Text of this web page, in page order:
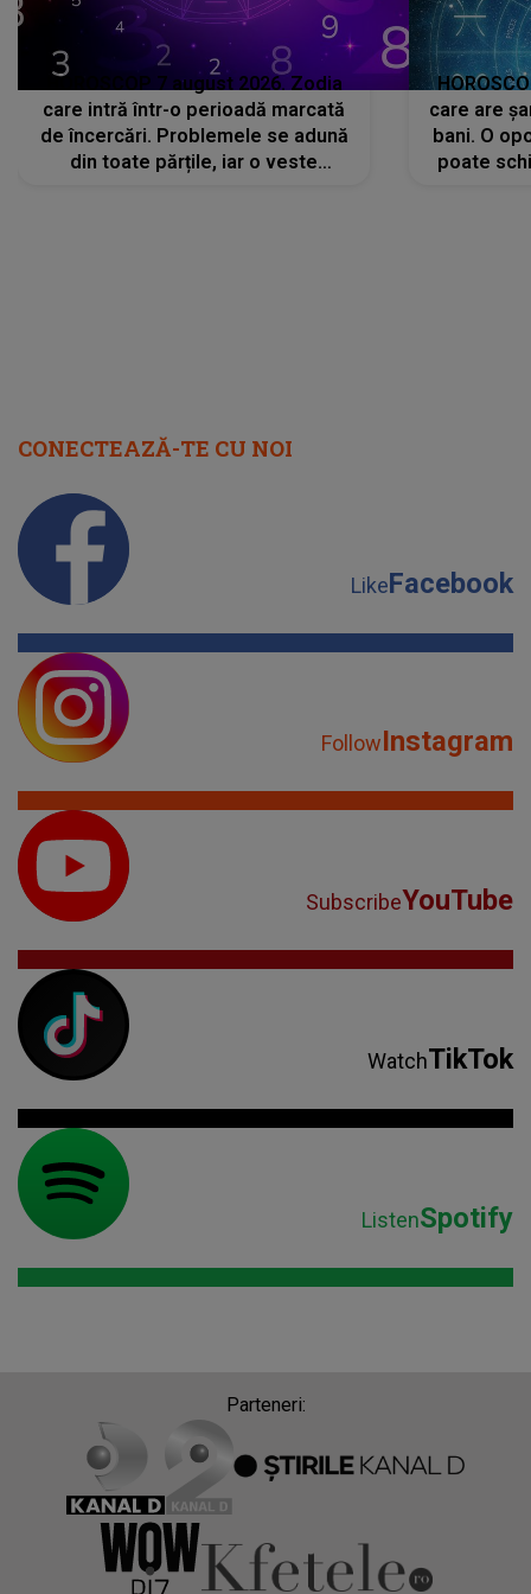
HOROSCOP 7 august 2026. Zodia
care intră într-o perioadă marcată
de încercări. Problemele se adună
din toate părțile, iar o veste
care are
bani. O
poate
CONECTEAZĂ-TE CU NOI
LikeFacebook
FollowInstagram
SubscribeYouTube
WatchTikTok
ListenSpotify
Parteneri: